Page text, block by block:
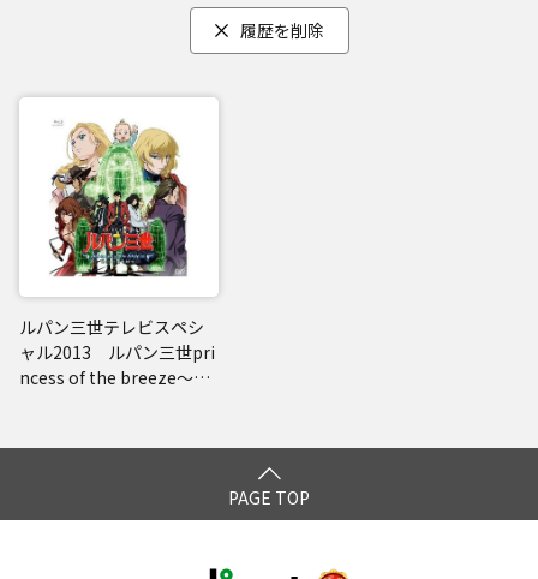
履歴を削除
ルパン三世テレビスペシ
ャル2013 ルパン三世pri
ncess of the breeze～隠
PAGE TOP